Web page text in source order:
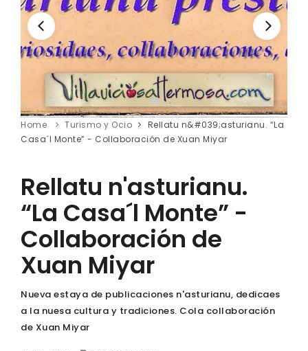
Home Turismo y Ocio
Rellatu n&#039;asturianu. “La
Casa´l Monte” - Collaboración de Xuan Miyar
Rellatu n'asturianu.
“La Casa´l Monte” -
Collaboración de
Xuan Miyar
Nueva estaya de publicaciones n'asturianu, dedicaes
a la nuesa cultura y tradiciones. Cola collaboración
de Xuan Miyar